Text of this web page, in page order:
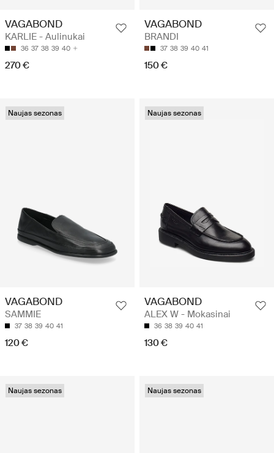
VAGABOND
KARLIE - Aulinukai
36 37 38 39 40
270 €
VAGABOND
BRANDI
37 38 39 40 41
150 €
Naujas sezonas
VAGABOND
SAMMIE
37 38 39 40 41
120 €
Naujas sezonas
VAGABOND
ALEX W - Mokasinai
36 38 39 40 41
130 €
Naujas sezonas Naujas sezonas